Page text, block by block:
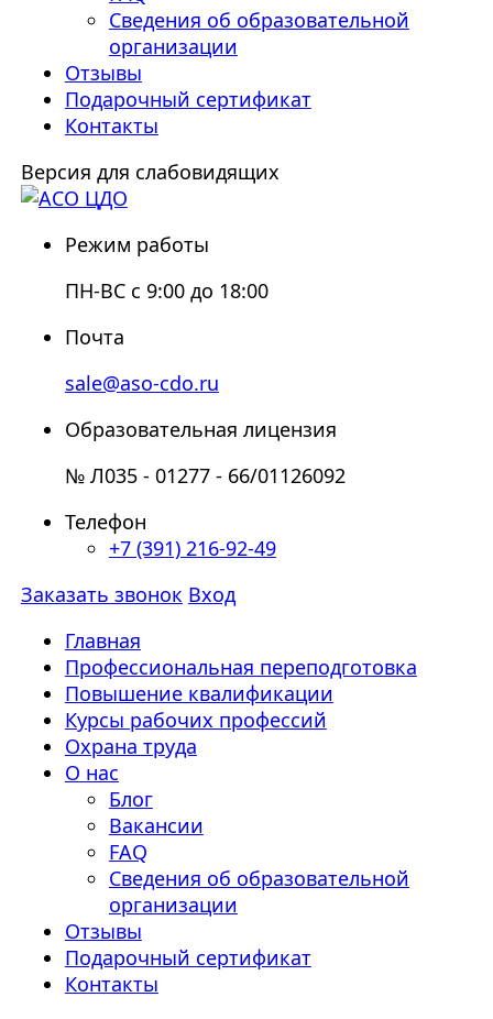
Сведения об образовательной
организации
Отзывы
Подарочный сертификат
Контакты
Версия для слабовидящих
Режим работы
ПН-ВС с 9:00 до 18:00
Почта
sale@aso-cdo.ru
Образовательная лицензия
№ Л035 - 01277 - 66/01126092
Телефон
+7 (391) 216-92-49
Заказать звонок Вход
Главная
Профессиональная переподготовка
Повышение квалификации
Курсы рабочих профессий
Охрана труда
О нас
Блог
Вакансии
FAQ
Сведения об образовательной
организации
Отзывы
Подарочный сертификат
Контакты